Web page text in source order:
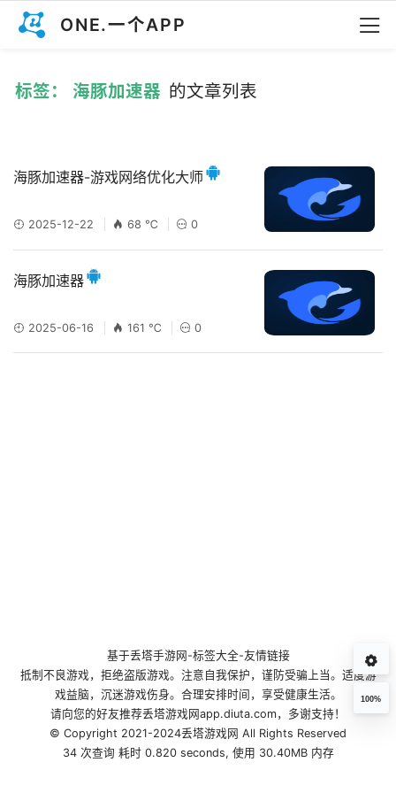
ONE.一个APP
标签： 海豚加速器 的文章列表
海豚加速器-游戏网络优化大师
2025-12-22 68 ℃ 0
海豚加速器
2025-06-16 161 ℃ 0
100%
基于丢塔手游网 -标签大全-友情链接
抵制不良游戏，拒绝盗版游戏。注意自我保护，谨防受骗上当。适度游
戏益脑，沉迷游戏伤身。合理安排时间，享受健康生活。
请向您的好友推荐丢塔游戏网app.diuta.com，多谢支持！
© Copyright 2021-2024丢塔游戏网 All Rights Reserved
34 次查询 耗时 0.820 seconds, 使用 30.40MB 内存